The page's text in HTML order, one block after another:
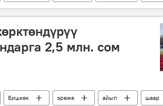
2,5 млн. сом
Бишкек эреже айып
шаар